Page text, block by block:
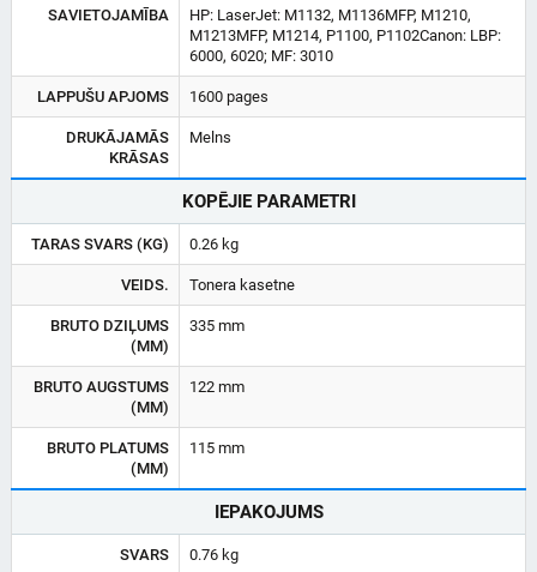
SAVIETOJAMĪBA
HP: LaserJet: M1132, M1136MFP, M1210,
M1213MFP, M1214, P1100, P1102Canon: LBP:
6000, 6020; MF: 3010
LAPPUŠU APJOMS 1600 pages
DRUKĀJAMĀS
KRĀSAS
Melns
KOPĒJIE PARAMETRI
TARAS SVARS (KG) 0.26 kg
VEIDS. Tonera kasetne
BRUTO DZIĻUMS
(MM)
335 mm
BRUTO AUGSTUMS
(MM)
122 mm
BRUTO PLATUMS
(MM)
115 mm
IEPAKOJUMS
SVARS 0.76 kg